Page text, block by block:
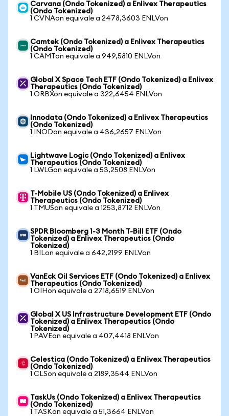
Carvana (Ondo Tokenized) a Enlivex Therapeutics
(Ondo Tokenized)
1 CVNAon equivale a 2478,3603 ENLVon
Camtek (Ondo Tokenized) a Enlivex Therapeutics
(Ondo Tokenized)
1 CAMTon equivale a 949,5810 ENLVon
Global X Space Tech ETF (Ondo Tokenized) a Enlivex
Therapeutics (Ondo Tokenized)
1 ORBXon equivale a 322,6454 ENLVon
Innodata (Ondo Tokenized) a Enlivex Therapeutics
(Ondo Tokenized)
1 INODon equivale a 436,2657 ENLVon
Lightwave Logic (Ondo Tokenized) a Enlivex
Therapeutics (Ondo Tokenized)
1 LWLGon equivale a 53,2508 ENLVon
T-Mobile US (Ondo Tokenized) a Enlivex
Therapeutics (Ondo Tokenized)
1 TMUSon equivale a 1253,8712 ENLVon
SPDR Bloomberg 1-3 Month T-Bill ETF (Ondo
Tokenized) a Enlivex Therapeutics (Ondo
Tokenized)
1 BILon equivale a 642,2199 ENLVon
VanEck Oil Services ETF (Ondo Tokenized) a Enlivex
Therapeutics (Ondo Tokenized)
1 OIHon equivale a 2718,6519 ENLVon
Global X US Infrastructure Development ETF (Ondo
Tokenized) a Enlivex Therapeutics (Ondo
Tokenized)
1 PAVEon equivale a 407,4418 ENLVon
Celestica (Ondo Tokenized) a Enlivex Therapeutics
(Ondo Tokenized)
1 CLSon equivale a 2189,3544 ENLVon
TaskUs (Ondo Tokenized) a Enlivex Therapeutics
(Ondo Tokenized)
1 TASKon equivale a 51,3664 ENLVon